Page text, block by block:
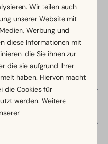
Wir teilen auch
unserer Website mit
Werbung und
diese Informationen mit
die Sie ihnen zur
die sie aufgrund Ihrer
haben. Hiervon macht
die Cookies für
werden. Weitere